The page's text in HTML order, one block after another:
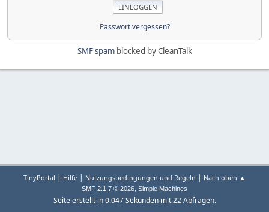
Passwort vergessen?
SMF spamblocked by CleanTalk
TinyPortal | Hilfe | Nutzungsbedingungen und Regeln | Nach oben ▲
SMF 2.1.7 © 2026, Simple Machines
Seite erstellt in 0.047 Sekunden mit 22 Abfragen.